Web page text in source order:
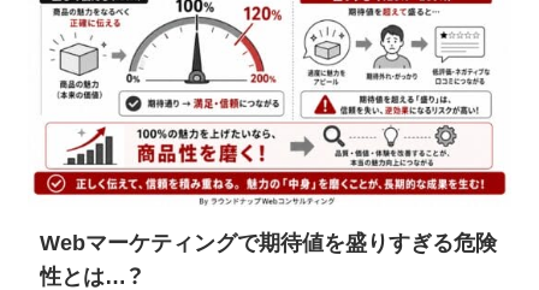
Webマーケティングで期待値を盛りすぎる危険
性とは…？